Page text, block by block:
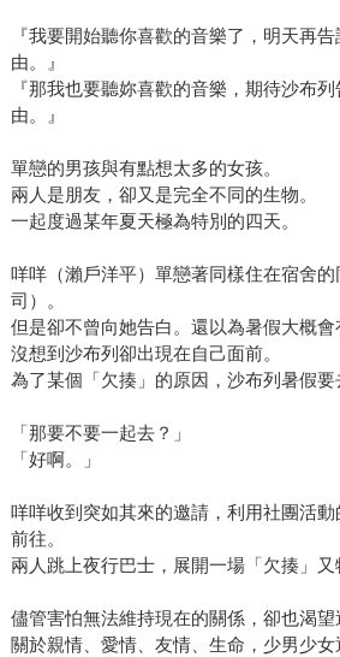
『我要開始聽你喜歡的音樂了，明天再
由。』
『那我也要聽妳喜歡的音樂，期待沙布
由。』
單戀的男孩與有點想太多的女孩。
兩人是朋友，卻又是完全不同的生物。
一起度過某年夏天極為特別的四天。
咩咩（瀨戶洋平）單戀著同樣住在宿舍
司）。
但是卻不曾向她告白。還以為暑假大概會
沒想到沙布列卻出現在自己面前。
為了某個「欠揍」的原因，沙布列暑假要
「那要不要一起去？」
「好啊。」
咩咩收到突如其來的邀請，利用社團活
前往。
兩人跳上夜行巴士，展開一場「欠揍」又
儘管害怕無法維持現在的關係，卻也渴
關於親情、愛情、友情、生命，少男少女